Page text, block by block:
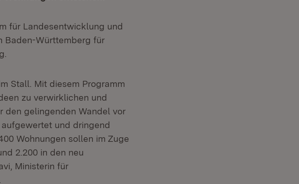
für Landesentwicklung und
Baden-Württemberg für
Stall. Mit diesem Programm
zu verwirklichen und
den gelingenden Wandel vor
und dringend
Wohnungen sollen im Zuge
2.200 in den neu
Ministerin für